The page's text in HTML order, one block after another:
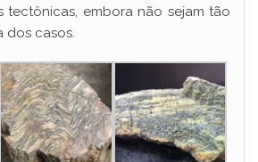
tectônicas, embora não sejam tão
dos casos.